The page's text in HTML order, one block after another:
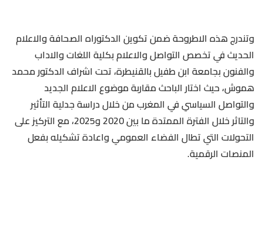
وتندرج هذه الاطروحة ضمن تكوين الدكتوراه الصحافة والاعلام
الحديث في تخصص التواصل والاعلام بكلية اللغات والاداب
والفنون بجامعة ابن طفيل بالقنيطرة، تحت اشراف الدكتور محمد
هموش، حيث اختار الباحث مقاربة موضوع الاعلام الجديد
والتواصل السياسي في المغرب من خلال دراسة جدلية التأثير
والتاثر خلال الفترة الممتدة ما بين 2020 و2025، مع التركيز على
التحولات التي تطال الفضاء العمومي واعادة تشكيله بفعل
المنصات الرقمية.